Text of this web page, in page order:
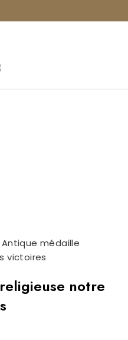
Antique médaille
victoires
notre